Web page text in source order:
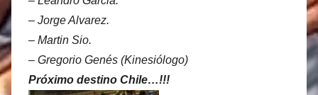
– Jorge Alvarez.
– Martin Sio.
– Gregorio Genés (Kinesiólogo)
Próximo destino Chile…!!!